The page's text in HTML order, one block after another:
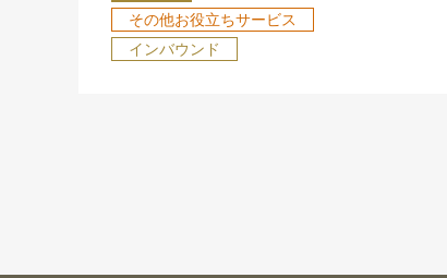
その他お役立ちサービス
インバウンド